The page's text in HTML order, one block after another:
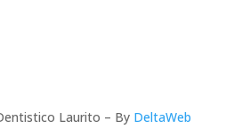
Laurito – By DeltaWeb